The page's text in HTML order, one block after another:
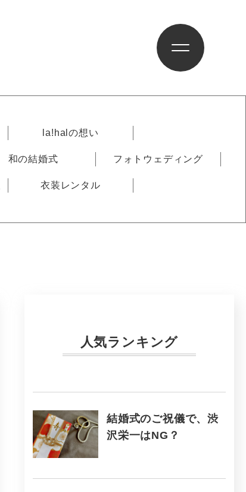
la!halの想い
和の結婚式 フォトウェディング
衣装レンタル
人気ランキング
結婚式のご祝儀で、渋
沢栄一はNG？